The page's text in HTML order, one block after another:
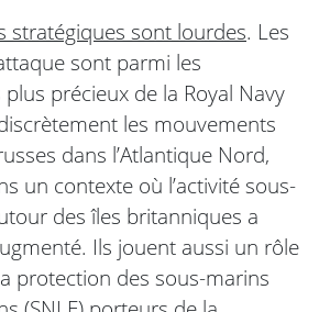
stratégiques sont lourdes. Les
sont parmi les
précieux de la Royal Navy
les mouvements
dans l’Atlantique Nord,
un contexte où l’activité sous-
des îles britanniques a
Ils jouent aussi un rôle
protection des sous-marins